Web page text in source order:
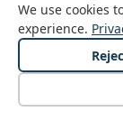
Acciones
We use cookies
experience.